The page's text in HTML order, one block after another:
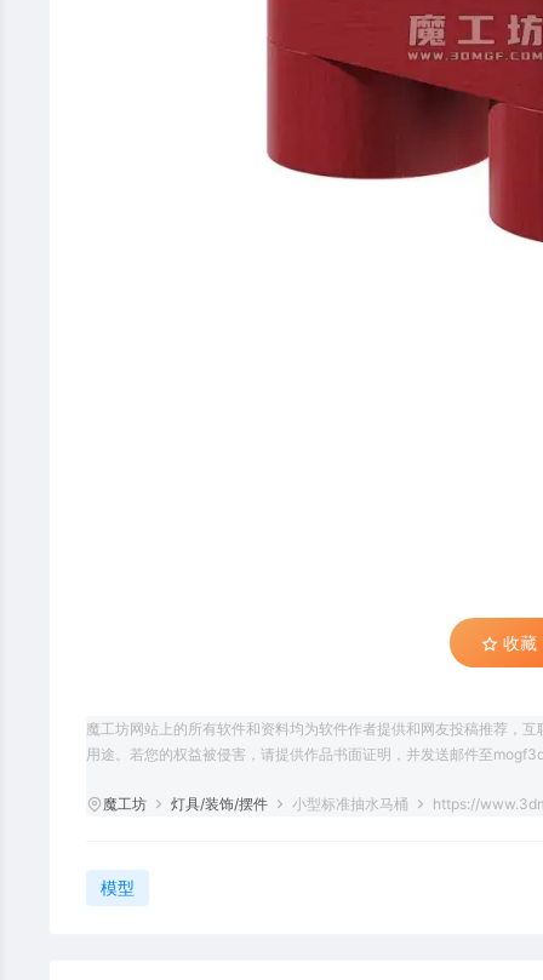
收藏
魔工坊网站上的所有软件和资料均为软件作者提供和网友投稿推荐，
用途。若您的权益被侵害，请提供作品书面证明，并发送邮件至
魔工坊 灯具/装饰/摆件 小型标准抽水马桶 https://
模型